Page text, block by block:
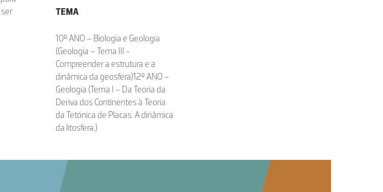
TEMA
10º ANO – Biologia e Geologia
(Geologia – Tema III -
Compreender a estrutura e a
dinâmica da geosfera)12º ANO –
Geologia (Tema I – Da Teoria da
Deriva dos Continentes à Teoria
da Tetónica de Placas. A dinâmica
da litosfera.)